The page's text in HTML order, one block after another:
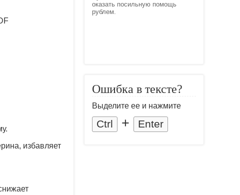
избавляет
оказать посильную помощь
рублем.
Ошибка в тексте?
Выделите ее и нажмите
Ctrl + Enter